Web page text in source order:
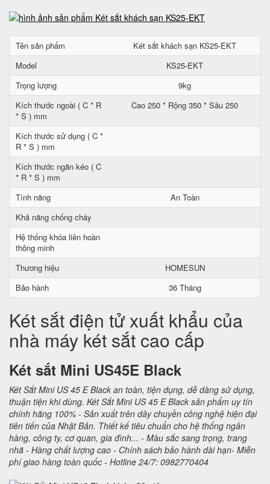
Tên sản phẩm
Két sắt khách sạn KS25-EKT
Model
KS25-EKT
Trọng lượng
9kg
Kích thước ngoài ( C * R
* S ) mm
Cao 250 * Rộng 350 * Sâu 250
Kích thước sử dụng ( C *
R * S ) mm
Kích thước ngăn kéo ( C
* R * S ) mm
Tính năng
An Toàn
Khả năng chống cháy
Hệ thống khóa liên hoàn
thông minh
Thương hiệu
HOMESUN
Bảo hành
36 Tháng
Két sắt điện tử xuất khẩu của
nhà máy két sắt cao cấp
Két sắt Mini US45E Black
Két Sắt Mini US 45 E Black an toàn, tiện dụng, dễ dàng sử dụng,
thuận tiện khi dùng. Két Sắt Mini US 45 E Black sản phẩm uy tín
chính hãng 100% - Sản xuất trên dây chuyền công nghệ hiện đại
tiên tiến của Nhật Bản. Thiết kế tiêu chuẩn cho hệ thống ngân
hàng, công ty, cơ quan, gia đình... - Màu sắc sang trọng, trang
nhã - Hàng chất lượng cao - Chính sách bảo hành dài hạn- Miễn
phí giao hàng toàn quốc - Hotline 24/7: 0982770404